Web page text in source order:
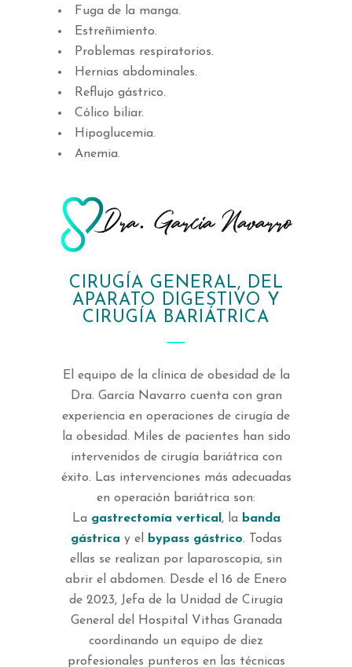
Fuga de la manga.
Estreñimiento.
Problemas respiratorios.
Hernias abdominales.
Reflujo gástrico.
Cólico biliar.
Hipoglucemia.
Anemia.
CIRUGÍA GENERAL, DEL
APARATO DIGESTIVO Y
CIRUGÍA BARIÁTRICA
El equipo de la clínica de obesidad de la
Dra. García Navarro cuenta con gran
experiencia en operaciones de cirugía de
la obesidad. Miles de pacientes han sido
intervenidos de cirugía bariátrica con
éxito. Las intervenciones más adecuadas
en operación bariátrica son:
La gastrectomía vertical , la banda
gástrica y el bypass gástrico. Todas
ellas se realizan por laparoscopia, sin
abrir el abdomen. Desde el 16 de Enero
de 2023, Jefa de la Unidad de Cirugía
General del Hospital Vithas Granada
coordinando un equipo de diez
profesionales punteros en las técnicas